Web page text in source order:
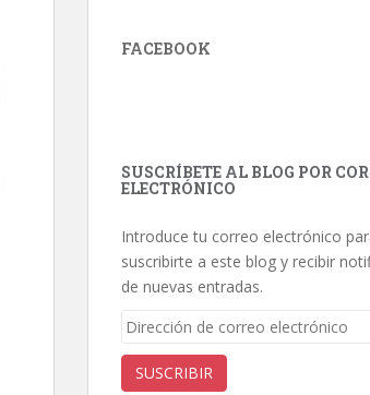
FACEBOOK
SUSCRÍBETE AL BLOG POR
ELECTRÓNICO
Introduce tu correo electrónico
suscribirte a este blog y recibir
de nuevas entradas.
Dirección
correo
SUSCRIBIR